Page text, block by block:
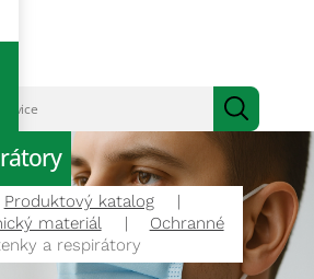
Produktový katalog
materiál
Ochranné
a respirátory